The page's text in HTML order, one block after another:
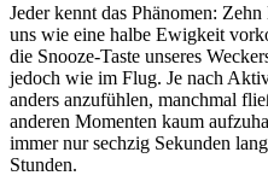
Jeder kennt das Phänomen:
uns wie eine halbe Ewigkeit
die Snooze-Taste unseres
jedoch wie im Flug. Je nach
anders anzufühlen, manchmal
anderen Momenten kaum
immer nur sechzig Sekunden
Stunden.